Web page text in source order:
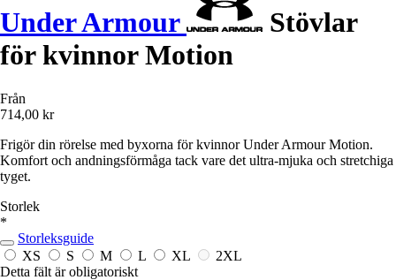
Under Armour
Stövlar
för kvinnor Motion
Från
714,00 kr
Frigör din rörelse med byxorna för kvinnor Under Armour Motion.
Komfort och andningsförmåga tack vare det ultra-mjuka och stretchiga
tyget.
Storlek
*
Storleksguide
XS
S M L XL
2XL
Detta fält är obligatoriskt